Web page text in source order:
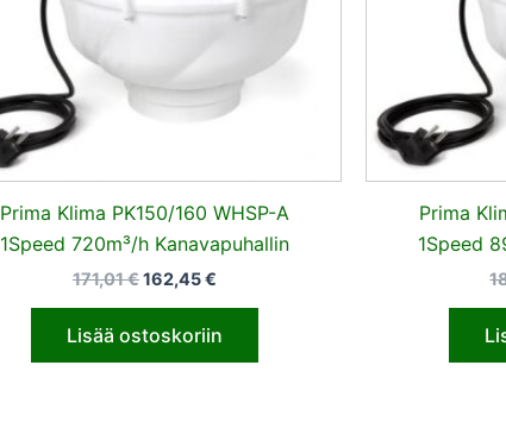
Prima Klima PK150/160 WHSP-A
1Speed 720m³/h Kanavapuhallin
171,01€162,45€
Lisää ostoskoriin
Prima
1Speed